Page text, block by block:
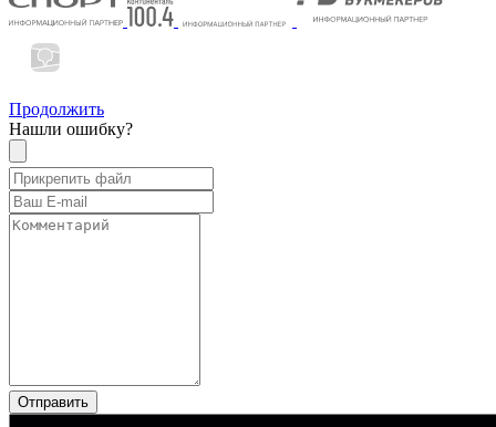
Продолжить
Нашли ошибку?